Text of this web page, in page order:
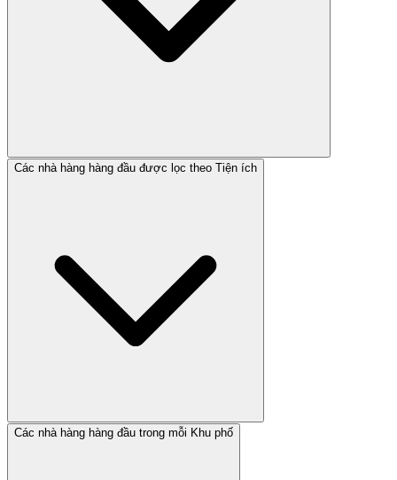
Các nhà hàng hàng đầu được lọc theo Tiện ích
Các nhà hàng hàng đầu trong mỗi Khu phố